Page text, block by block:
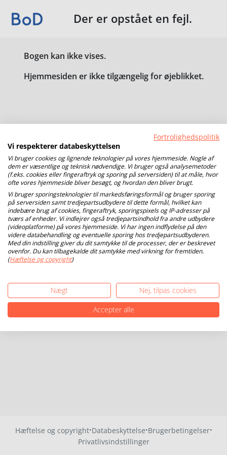
Der er opstået en fejl.
Bogen kan ikke vises.
Hjemmesiden er ikke tilgængelig for øjeblikket.
Hæftelse og copyright·Databeskyttelse·Brugerbetingelser·
Privatlivsindstillinger
Fortrolighedspolitik
Vi respekterer databeskyttelsen
Vi bruger cookies og lignende teknologier på vores hjemmeside. Nogle af
dem er væsentlige og teknisk nødvendige. Vi bruger også analysemetoder
(f.eks. cookies eller fingeraftryk og sporing på serversiden) til at måle, hvor
ofte vores hjemmeside bliver besøgt, og hvordan den bliver brugt.
Vi bruger sporingsteknologier til markedsføringsformål og bruger sporing
på serversiden samt tredjepartsudbydere til dette formål, hvilket kan
indebære brug af cookies, fingeraftryk, sporingspixels og IP-adresser på
tværs af enheder. Vi indlejrer også tredjepartsindhold fra andre udbydere
(videoplatforme) på vores hjemmeside. Vi har ingen indflydelse på den
videre databehandling og eventuelle sporing hos tredjepartsudbyderen.
Med din indstilling giver du dit samtykke til de processer, der er beskrevet
ovenfor. Du kan tilbagekalde dit samtykke med virkning for fremtiden.
(Hæftelse og copyright)
Nægt
Nej, tilpas cookies
Accepter alle